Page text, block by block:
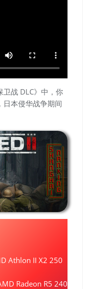
卫战 DLC》中，你
日本侵华战争期间
Athlon II X2 250
Radeon R5 240